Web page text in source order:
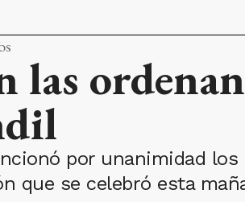
las
por unanimidad
que se celebró esta